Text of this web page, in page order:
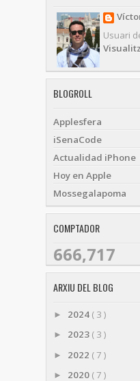
Usuari
BLOGROLL
Applesfera
iSenaCode
Actualidad iPhone
Hoy en Apple
Mossegalapoma
COMPTADOR
666,717
ARXIU DEL BLOG
► 2024 ( 3 )
► 2023 ( 3 )
► 2022 ( 7 )
► 2020 ( 7 )